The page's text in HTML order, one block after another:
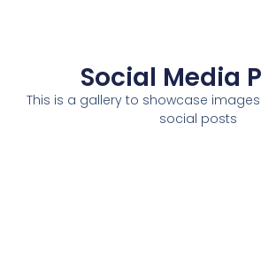
Social Media
This is a gallery to showcase
social posts